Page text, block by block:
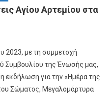
Αγίου Αρτεμίου στα
2023, με τη συμμετοχή
Συμβουλίου της Ένωσής μας,
εκδήλωση για την «Ημέρα της
Σώματος, Μεγαλομάρτυρα